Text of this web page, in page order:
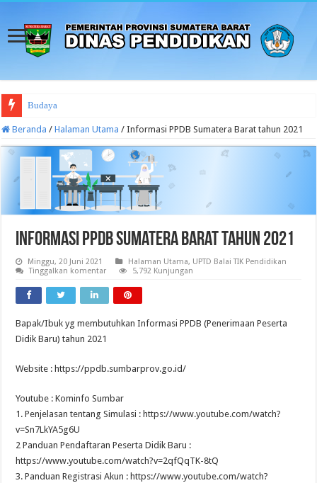
Budaya Sekolah Aman
Beranda / Halaman Utama / Informasi PPDB Sumatera Barat tahun 2021
Informasi PPDB Sumatera Barat tahun 2021
Minggu, 20 Juni 2021 Halaman Utama, UPTD Balai TIK Pendidikan
Tinggalkan komentar
5,792 Kunjungan
Bapak/Ibuk yg membutuhkan Informasi PPDB (Penerimaan Peserta
Didik Baru) tahun 2021
Website : https://ppdb.sumbarprov.go.id/
Youtube : Kominfo Sumbar
1. Penjelasan tentang Simulasi : https://www.youtube.com/watch?
v=Sn7LkYA5g6U
2 Panduan Pendaftaran Peserta Didik Baru :
https://www.youtube.com/watch?v=2qfQqTK-8tQ
3. Panduan Registrasi Akun : https://www.youtube.com/watch?